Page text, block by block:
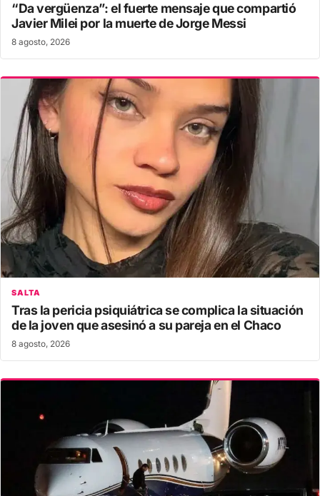
“Da vergüenza”: el fuerte mensaje que compartió
Javier Milei por la muerte de Jorge Messi
8 agosto, 2026
SALTA
Tras la pericia psiquiátrica se complica la situación
de la joven que asesinó a su pareja en el Chaco
8 agosto, 2026